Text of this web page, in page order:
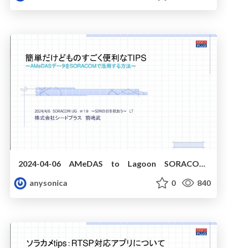
2024-04-06 AMeDAS to Lagoon SORACOM UG 2024-04-06
anysonica
0 840